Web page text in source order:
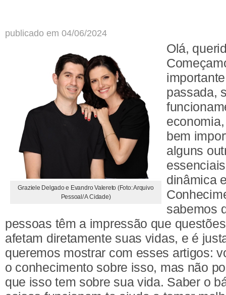
publicado em 04/06/2024
Graziele Delgado e Evandro Valereto (Foto: Arquivo
Pessoal/ A Cidade)
Olá,
passada,
bem
alguns
dinâmica
sabemos
pessoas têm a impressão que
afetam diretamente suas vidas, e é
queremos mostrar com esses artigos:
o conhecimento sobre isso, mas não
que isso tem sobre sua vida. Saber o